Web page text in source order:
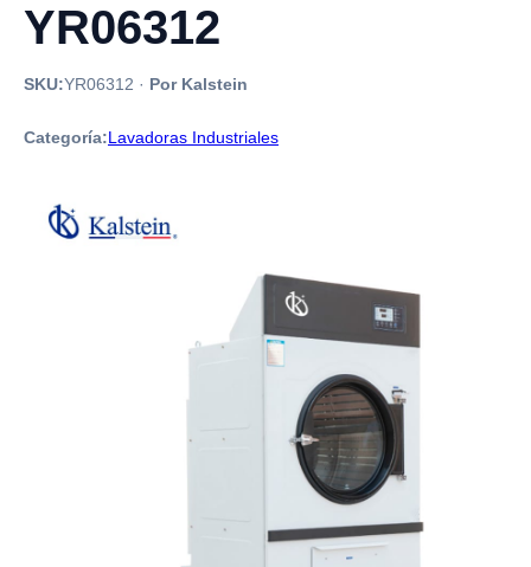
YR06312
SKU:YR06312 · Por Kalstein
Categoría:Lavadoras Industriales